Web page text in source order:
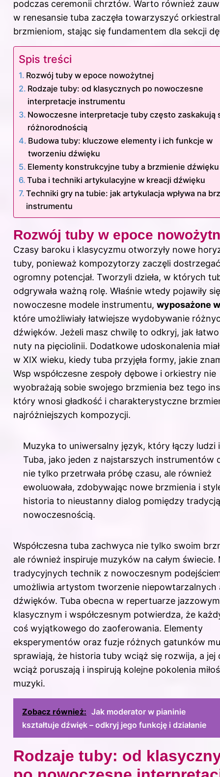
podczas ceremonii chrztów. Warto również
w renesansie tuba zaczęła towarzyszyć
brzmieniom, stając się fundamentem dla sekcji
Spis treści
Rozwój tuby w epoce nowożytnej
Rodzaje tuby: od klasycznych po nowoczesne
interpretacje instrumentu
Nowoczesne interpretacje tuby często zaskakują
różnorodnością
Budowa tuby: kluczowe elementy i ich funkcje w
tworzeniu dźwięku
Elementy konstrukcyjne tuby a brzmienie dźwięku
Tuba i techniki artykulacyjne w kreacji dźwięku
Techniki gry na tubie: jak artykulacja wpływa na
instrumentu
Rozwój tuby w epoce
Czasy baroku i klasycyzmu otworzyły nowe
tuby, ponieważ kompozytorzy zaczęli
ogromny potencjał. Tworzyli dzieła, w których
odgrywała ważną rolę. Właśnie wtedy pojawiły się
nowoczesne modele instrumentu, wyposażone
które umożliwiały łatwiejsze wydobywanie
dźwięków. Jeżeli masz chwilę to odkryj, jak
nuty na pięciolinii. Dodatkowe udoskonalenia
w XIX wieku, kiedy tuba przyjęła formy, jakie
Wsp współczesne zespoły dębowe i orkiestry nie
wyobrażają sobie swojego brzmienia bez tego
który wnosi gładkość i charakterystyczne
najróżniejszych kompozycji.
Muzyka to uniwersalny język, który łączy ludzi
Tuba, jako jeden z najstarszych instrumentów
nie tylko przetrwała próbę czasu, ale również
ewoluowała, zdobywając nowe brzmienia i
historia to nieustanny dialog pomiędzy
nowoczesnością.
Współczesna tuba zachwyca nie tylko swoim
ale również inspiruje muzyków na całym świecie.
tradycyjnych technik z nowoczesnym
umożliwia artystom tworzenie niepowtarzalnych
dźwięków. Tuba obecna w repertuarze
klasycznym i współczesnym potwierdza, że
coś wyjątkowego do zaoferowania. Elementy
eksperymentów oraz fuzje różnych gatunków
sprawiają, że historia tuby wciąż się rozwija, a jej
wciąż poruszają i inspirują kolejne pokolenia
muzyki.
Zobacz również: Jak moderator w pianinie
kształtuje dźwięk – odkryj jego funkcję i działanie
Rodzaje tuby: od